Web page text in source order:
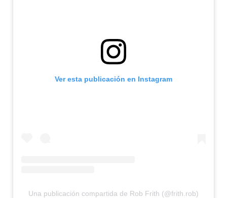
Ver esta publicación en Instagram
Una publicación compartida de Rob Frith (@frith.rob)